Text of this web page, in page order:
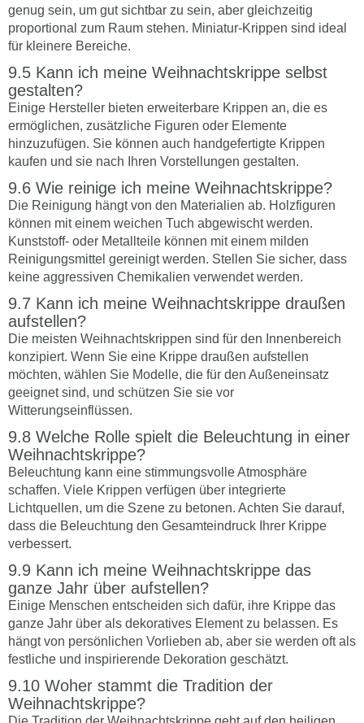
genug sein, um gut sichtbar zu sein, aber gleichzeitig
proportional zum Raum stehen. Miniatur-Krippen sind ideal
für kleinere Bereiche.
Kann ich meine Weihnachtskrippe selbst
gestalten?
Einige Hersteller bieten erweiterbare Krippen an, die es
ermöglichen, zusätzliche Figuren oder Elemente
hinzuzufügen. Sie können auch handgefertigte Krippen
kaufen und sie nach Ihren Vorstellungen gestalten.
Wie reinige ich meine Weihnachtskrippe?
Die Reinigung hängt von den Materialien ab. Holzfiguren
können mit einem weichen Tuch abgewischt werden.
Kunststoff- oder Metallteile können mit einem milden
Reinigungsmittel gereinigt werden. Stellen Sie sicher, dass
keine aggressiven Chemikalien verwendet werden.
Kann ich meine Weihnachtskrippe draußen
aufstellen?
Die meisten Weihnachtskrippen sind für den Innenbereich
konzipiert. Wenn Sie eine Krippe draußen aufstellen
möchten, wählen Sie Modelle, die für den Außeneinsatz
geeignet sind, und schützen Sie sie vor
Witterungseinflüssen.
Welche Rolle spielt die Beleuchtung in einer
Weihnachtskrippe?
Beleuchtung kann eine stimmungsvolle Atmosphäre
schaffen. Viele Krippen verfügen über integrierte
Lichtquellen, um die Szene zu betonen. Achten Sie darauf,
dass die Beleuchtung den Gesamteindruck Ihrer Krippe
verbessert.
Kann ich meine Weihnachtskrippe das
ganze Jahr über aufstellen?
Einige Menschen entscheiden sich dafür, ihre Krippe das
ganze Jahr über als dekoratives Element zu belassen. Es
hängt von persönlichen Vorlieben ab, aber sie werden oft als
festliche und inspirierende Dekoration geschätzt.
Woher stammt die Tradition der
Weihnachtskrippe?